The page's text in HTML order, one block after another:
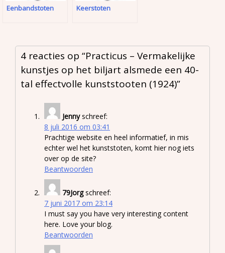
Eenbandstoten Keerstoten
4 reacties op “Practicus – Vermakelijke
kunstjes op het biljart alsmede een 40-
tal effectvolle kunststooten (1924)”
Jenny schreef:
8 juli 2016 om 03:41
Prachtige website en heel informatief, in mis
echter wel het kunststoten, komt hier nog iets
over op de site?
Beantwoorden
79Jorg schreef:
7 juni 2017 om 23:14
I must say you have very interesting content
here. Love your blog.
Beantwoorden